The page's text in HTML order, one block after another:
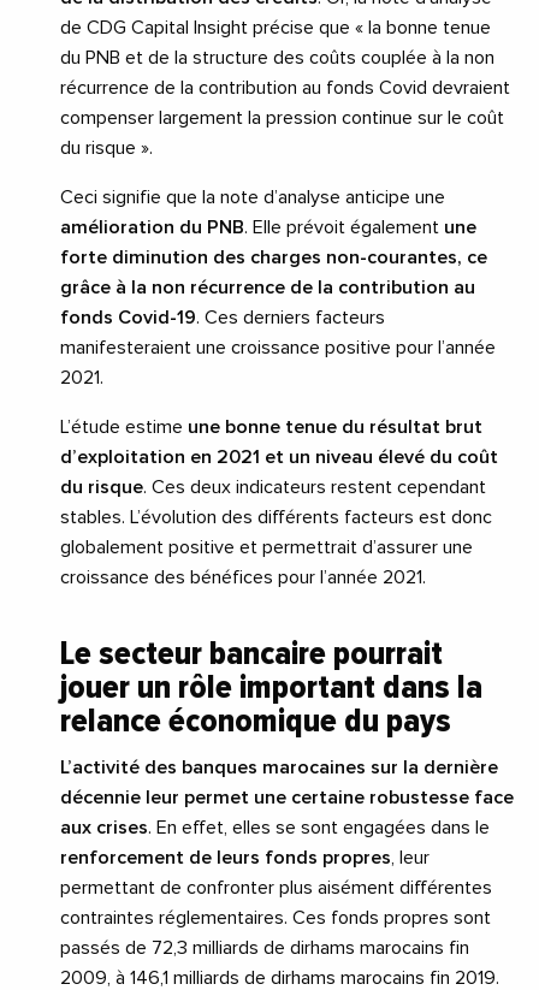
de CDG Capital Insight précise que « la bonne tenue
du PNB et de la structure des coûts couplée à la non
récurrence de la contribution au fonds Covid devraient
compenser largement la pression continue sur le coût
du risque ».
Ceci signifie que la note d’analyse anticipe une
amélioration du PNB. Elle prévoit également une
forte diminution des charges non-courantes, ce
grâce à la non récurrence de la contribution au
fonds Covid-19. Ces derniers facteurs
manifesteraient une croissance positive pour l’année
2021.
L’étude estime une bonne tenue du résultat brut
d’exploitation en 2021 et un niveau élevé du coût
du risque. Ces deux indicateurs restent cependant
stables. L’évolution des différents facteurs est donc
globalement positive et permettrait d’assurer une
croissance des bénéfices pour l’année 2021.
Le secteur bancaire pourrait
jouer un rôle important dans la
relance économique du pays
L’activité des banques marocaines sur la dernière
décennie leur permet une certaine robustesse face
aux crises. En effet, elles se sont engagées dans le
renforcement de leurs fonds propres , leur
permettant de confronter plus aisément différentes
contraintes réglementaires. Ces fonds propres sont
passés de 72,3 milliards de dirhams marocains fin
2009, à 146,1 milliards de dirhams marocains fin 2019.